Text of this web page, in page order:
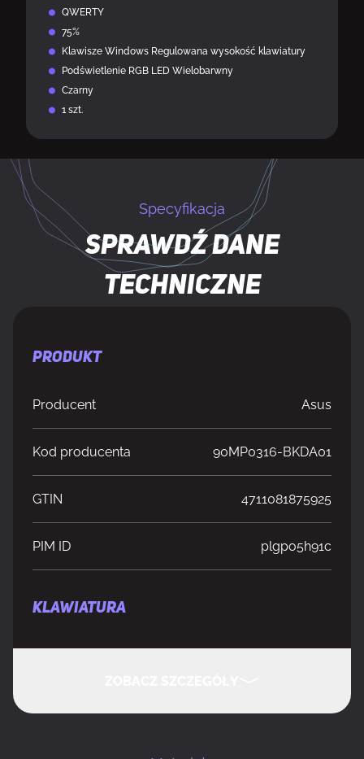
QWERTY
75%
Klawisze Windows Regulowana wysokość klawiatury
Podświetlenie RGB LED Wielobarwny
Czarny
1 szt.
Specyfikacja
Sprawdź dane
techniczne
PRODUKT
Producent Asus
Kod producenta 90MP0316-BKDA01
GTIN 4711081875925
PIM ID plgpo5h91c
KLAWIATURA